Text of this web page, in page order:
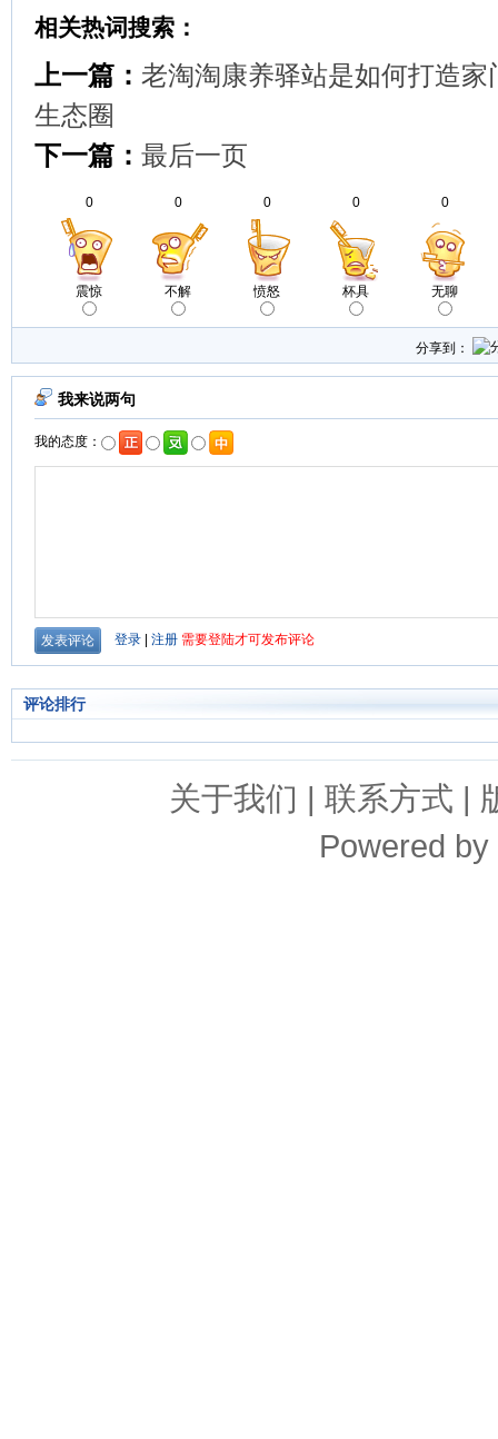
相关热词搜索：
上一篇： 老淘淘康养驿站是如何打造
生态圈
下一篇： 最后一页
0
震惊
0
不解
0
愤怒
0
杯具
0
无聊
分享到：
评论排行
关于我们 | 联系方式 |
Powered by